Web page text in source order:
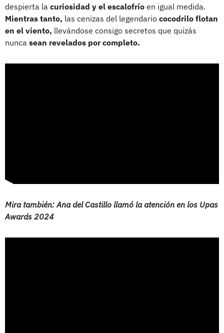
despierta la curiosidad y el escalofrío en igual medida.
Mientras tanto, las cenizas del legendario cocodrilo flotan
en el viento, llevándose consigo secretos que quizás
nunca sean revelados por completo.
Mira también: Ana del Castillo llamó la atención en los Upas
Awards 2024